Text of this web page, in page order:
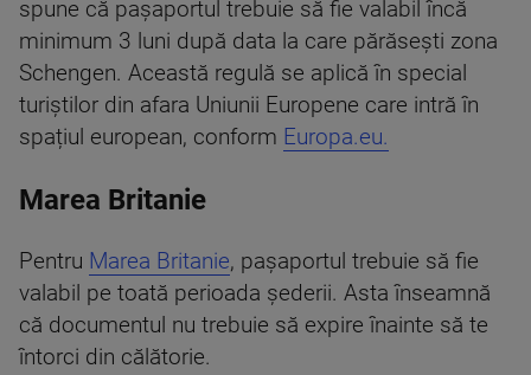
spune că pașaportul trebuie să fie valabil încă
minimum 3 luni după data la care părăsești zona
Schengen. Această regulă se aplică în special
turiștilor din afara Uniunii Europene care intră în
spațiul european, conform Europa.eu.
Marea Britanie
Pentru Marea Britanie, pașaportul trebuie să fie
valabil pe toată perioada șederii. Asta înseamnă
că documentul nu trebuie să expire înainte să te
întorci din călătorie.